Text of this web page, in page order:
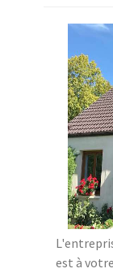
est à